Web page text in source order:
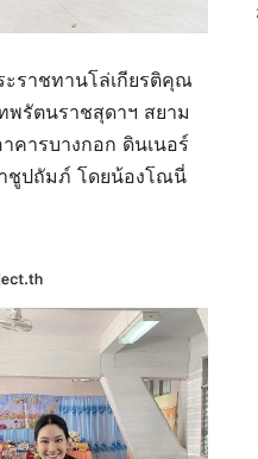
ราชทานโล่เกียรติคุณ
พรัตนราชสุดาฯ สยาม
คารบางกอก ดินเนอร์
าชูปถัมภ์ โดยน้องโณนี่